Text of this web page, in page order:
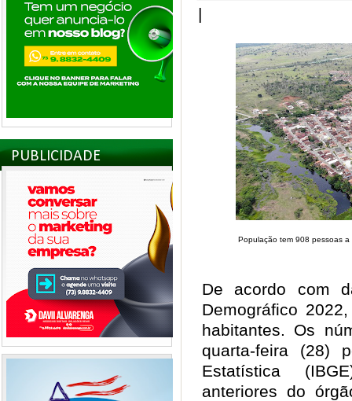
PUBLICIDADE
|
População tem 908 pessoas
De acordo com
Demográfico
habitantes. Os
quarta-feira (28)
Estatística
anteriores do